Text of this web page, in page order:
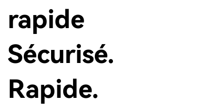
rapide
Sécurisé.
Rapide.